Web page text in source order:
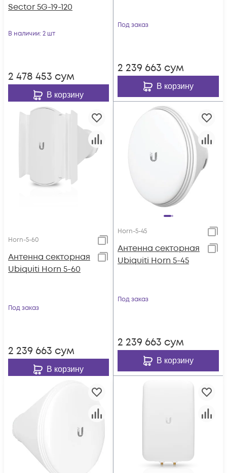
Sector 5G-19-120
В наличии: 2 шт
2 478 453 сум
В корзину
Под заказ
2 239 663 сум
В корзину
Horn-5-60
Антенна секторная
Ubiquiti Horn 5-60
Под заказ
2 239 663 сум
В корзину
Horn-5-45
Антенна секторная
Ubiquiti Horn 5-45
Под заказ
2 239 663 сум
В корзину